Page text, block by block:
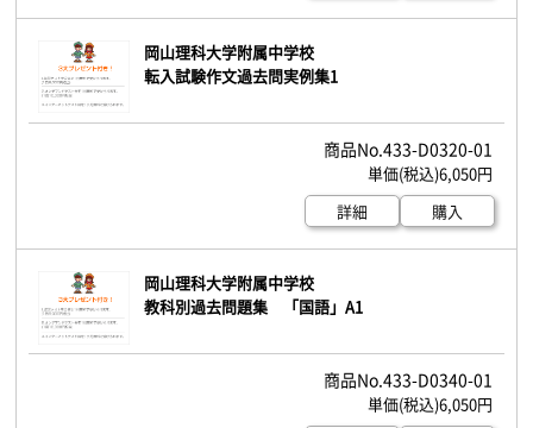
岡山理科大学附属中学校
転入試験作文過去問実例集1
433-D0320-01
6,050円
詳細
購入
岡山理科大学附属中学校
教科別過去問題集 「国語」A1
433-D0340-01
6,050円